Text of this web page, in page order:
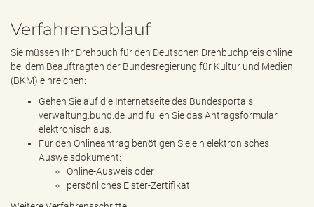
Verfahrensablauf
Sie müssen Ihr Drehbuch für den Deutschen Drehbuchpreis online
bei dem Beauftragten der Bundesregierung für Kultur und Medien
(BKM) einreichen:
Gehen Sie auf die Internetseite des Bundesportals
verwaltung.bund.de und füllen Sie das Antragsformular
elektronisch aus.
Für den Onlineantrag benötigen Sie ein elektronisches
Ausweisdokument:
Online-Ausweis oder
persönliches Elster-Zertifikat